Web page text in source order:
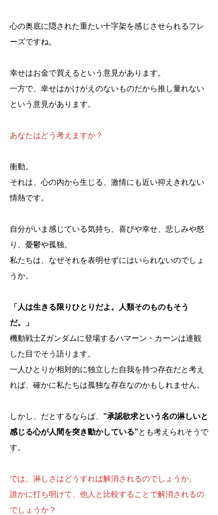
心の奥底に隠された重たい十字架を感じさせられるフレ
ーズですね。
幸せはお金で買えるという意見があります。
一方で、幸せはかけがえのないものだから推し量れない
という意見があります。
あなたはどう考えますか？
衝動。
それは、心の内から生じる、激情にも近い抑えきれない
情熱です。
自分がいま感じている気持ち、喜びや幸せ、悲しみや怒
り、憂鬱や孤独。
私たちは、なぜそれを表明せずにはいられないのでしょ
うか。
「人は生きる限りひとりだよ。人類そのものもそう
だ。」
機動戦士Zガンダムに登場するハマーン・カーンは達観
した目でそう語ります。
一人ひとりが相対的に独立した自我を持つ存在だと考え
れば、確かに私たちは孤独な存在なのかもしれません。
しかし、だとするならば、 ”承認欲求という名の淋しいと
感じる心が人間を突き動かしている”とも考えられそうで
す。
では、淋しさはどうすれば解消されるのでしょうか。
誰かに打ち明けて、他人と比較することで解消されるの
でしょうか？